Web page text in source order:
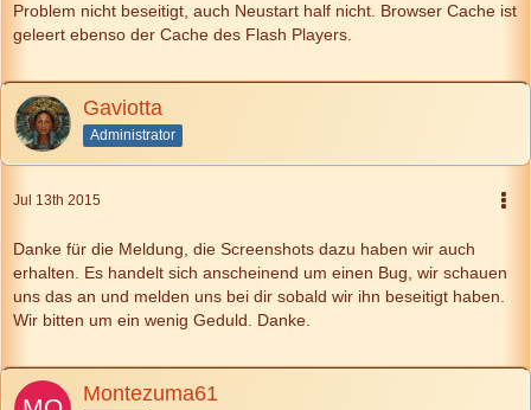
Problem nicht beseitigt, auch Neustart half nicht. Browser Cache ist
geleert ebenso der Cache des Flash Players.
Gaviotta
Administrator
Jul 13th 2015
Danke für die Meldung, die Screenshots dazu haben wir auch
erhalten. Es handelt sich anscheinend um einen Bug, wir schauen
uns das an und melden uns bei dir sobald wir ihn beseitigt haben.
Wir bitten um ein wenig Geduld. Danke.
Montezuma61